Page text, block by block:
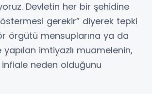
Devletin her bir şehidine
gerekir” diyerek tepki
örgütü mensuplarına ya da
imtiyazlı muamelenin,
neden olduğunu